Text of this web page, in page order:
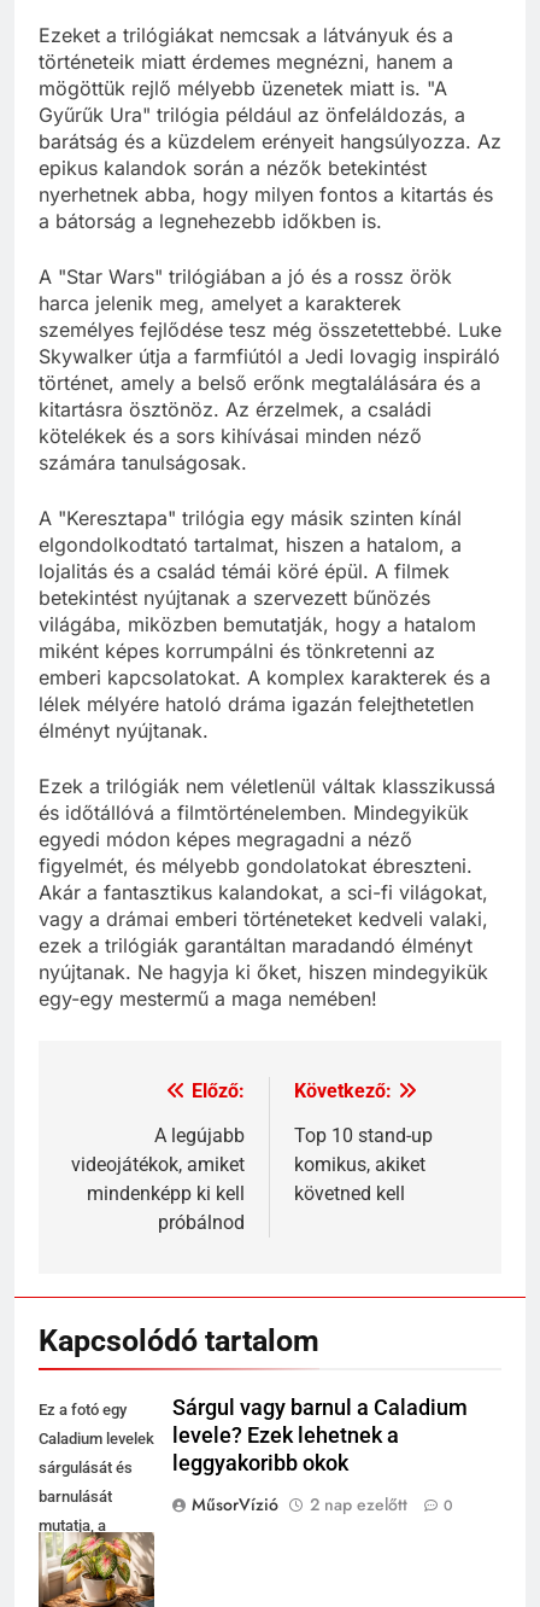
Ezeket a trilógiákat nemcsak a látványuk és a
történeteik miatt érdemes megnézni, hanem a
mögöttük rejlő mélyebb üzenetek miatt is. "A
Gyűrűk Ura" trilógia például az önfeláldozás, a
barátság és a küzdelem erényeit hangsúlyozza. Az
epikus kalandok során a nézők betekintést
nyerhetnek abba, hogy milyen fontos a kitartás és
a bátorság a legnehezebb időkben is.
A "Star Wars" trilógiában a jó és a rossz örök
harca jelenik meg, amelyet a karakterek
személyes fejlődése tesz még összetettebbé. Luke
Skywalker útja a farmfiútól a Jedi lovagig inspiráló
történet, amely a belső erőnk megtalálására és a
kitartásra ösztönöz. Az érzelmek, a családi
kötelékek és a sors kihívásai minden néző
számára tanulságosak.
A "Keresztapa" trilógia egy másik szinten kínál
elgondolkodtató tartalmat, hiszen a hatalom, a
lojalitás és a család témái köré épül. A filmek
betekintést nyújtanak a szervezett bűnözés
világába, miközben bemutatják, hogy a hatalom
miként képes korrumpálni és tönkretenni az
emberi kapcsolatokat. A komplex karakterek és a
lélek mélyére hatoló dráma igazán felejthetetlen
élményt nyújtanak.
Ezek a trilógiák nem véletlenül váltak klasszikussá
és időtállóvá a filmtörténelemben. Mindegyikük
egyedi módon képes megragadni a néző
figyelmét, és mélyebb gondolatokat ébreszteni.
Akár a fantasztikus kalandokat, a sci-fi világokat,
vagy a drámai emberi történeteket kedveli valaki,
ezek a trilógiák garantáltan maradandó élményt
nyújtanak. Ne hagyja ki őket, hiszen mindegyikük
egy-egy mestermű a maga nemében!
Bejegyzés
navigáció
Előző:
A legújabb
videojátékok, amiket
mindenképp ki kell
próbálnod
Következő:
Top 10 stand-up
komikus, akiket
követned kell
Kapcsolódó tartalom
Ez a fotó egy
Caladium levelek
sárgulását és
barnulását
mutatja, a
növény
környezeti
Sárgul vagy barnul a Caladium
levele? Ezek lehetnek a
leggyakoribb okok
MűsorVízió
2 nap ezelőtt 0